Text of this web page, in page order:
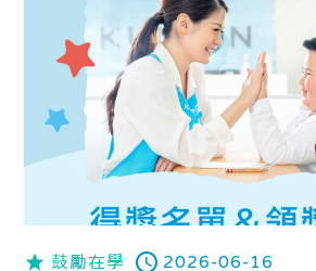
鼓勵在學 2026-06-16